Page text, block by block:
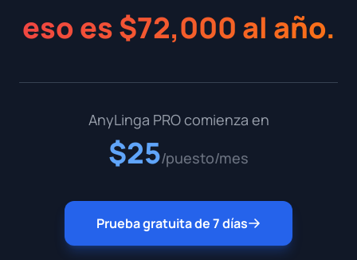
eso es $72,000 al año.
AnyLinga PRO comienza en
$25/puesto/mes
Prueba gratuita de 7 días